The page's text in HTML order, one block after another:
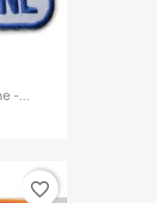
-...
favorite_border